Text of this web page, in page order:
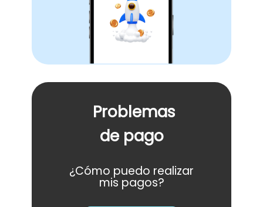
Problemas
de pago
¿Cómo puedo realizar
mis pagos?